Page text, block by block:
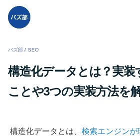
バズ部 / SEO
構造化データとは？実装
ことや3つの実装方法を
構造化データとは、 検索エンジンが